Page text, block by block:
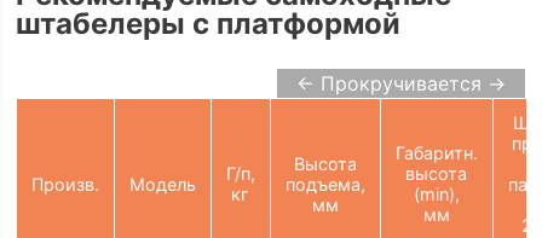
штабелеры с платформой
← Прокручивается →
Произв. Модель
Г/п,
кг
Высота
подъема,
мм
Габаритн.
высота
(min),
мм